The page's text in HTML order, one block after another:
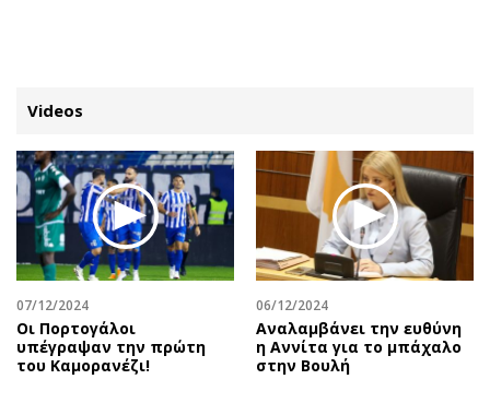
ΚΑΤΗΓΟΡΙΕΣ ΣΥΝΔΕΣΗ
Κύπρος
Παιδεία
Υγεία
Πολιτική
Βουλευτικές 2026
Απόψεις
Αρθρογραφία
The Hill
Υγεία
Αγγελίες
Videos
07/12/2024
Οι Πορτογάλοι
υπέγραψαν την πρώτη
του Καμορανέζι!
06/12/2024
Αναλαμβάνει την ευθύνη
η Αννίτα για το μπάχαλο
στην Βουλή